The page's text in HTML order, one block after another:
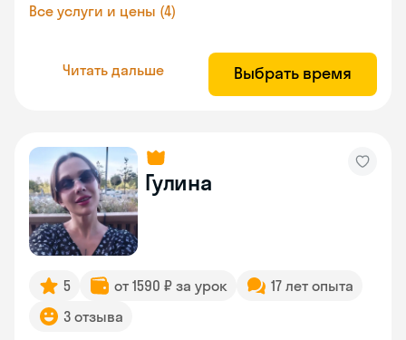
Все услуги и цены (4)
Читать дальше Выбрать время
Гулина
5 от 1590 ₽ за урок
17 лет опыта
3 отзыва